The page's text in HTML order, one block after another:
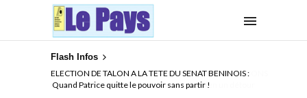
Flash Infos
ELECTION DE TALON A LA TETE DU SENAT BENINOIS :
Quand Patrice quitte le pouvoir sans partir !